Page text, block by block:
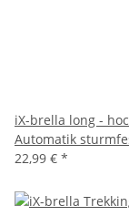
iX-brella long -
Automatik
22,99 € *